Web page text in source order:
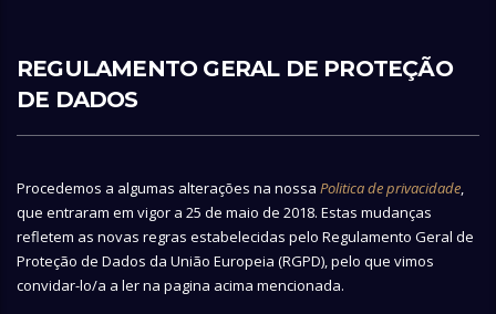
REGULAMENTO GERAL DE PROTEÇÃO
DE DADOS
Procedemos a algumas alterações na nossa Politica de privacidade,
que entraram em vigor a 25 de maio de 2018. Estas mudanças
refletem as novas regras estabelecidas pelo Regulamento Geral de
Proteção de Dados da União Europeia (RGPD), pelo que vimos
convidar-lo/a a ler na pagina acima mencionada.